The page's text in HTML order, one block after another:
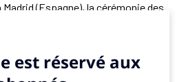
Madrid (Espagne), la cérémonie des
la gymnaste américaine Simone
Armand « Mondo » Duplantis
de l’année. L’Espagne a
a été élu meilleure équipe,